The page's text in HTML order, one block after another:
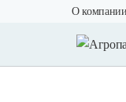
О компании